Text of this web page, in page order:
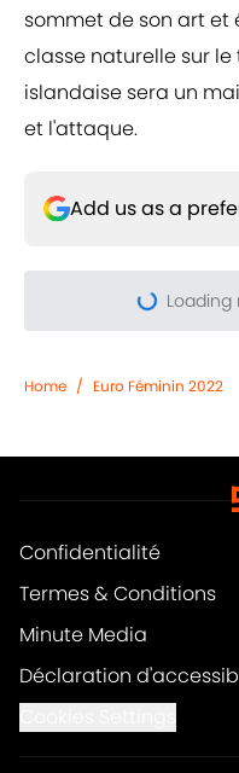
sommet de son art et
classe naturelle sur le
islandaise sera un
et l'attaque.
Add us as a
More like this
personne
Published
Confidentialité
Termes & Conditions